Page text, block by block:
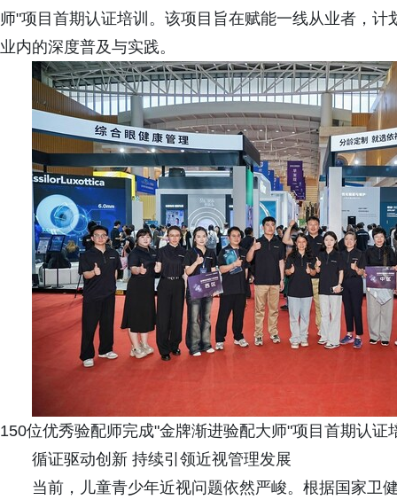
师"项目首期认证培训。该项目旨在赋能一线从业者，
业内的深度普及与实践。
150位优秀验配师完成"金牌渐进验配大师"项目首期认证
循证驱动创新 持续引领近视管理发展
当前，儿童青少年近视问题依然严峻。根据国家卫